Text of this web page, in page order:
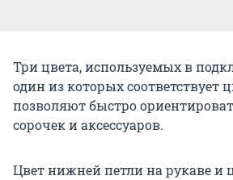
Три цвета, используемых в
один из которых соответствует
позволяют быстро
сорочек и аксессуаров.
Цвет нижней петли на рукаве и